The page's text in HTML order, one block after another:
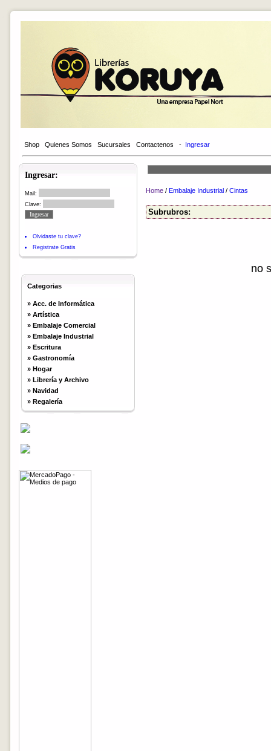
Shop Quienes Somos Sucursales Contactenos - Ingresar
Ingresar:
Mail:
Clave:
Olvidaste tu clave?
Registrate Gratis
Categorias
» Acc. de Informática
» Artística
» Embalaje Comercial
» Embalaje Industrial
» Escritura
» Gastronomía
» Hogar
» Librería y Archivo
» Navidad
» Regalería
Home / Embalaje Industrial / Cintas
Subrubros:
no